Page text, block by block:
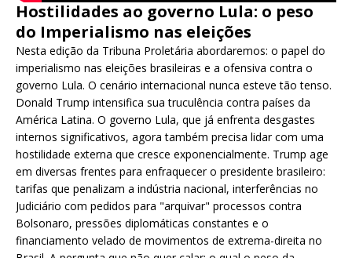
Hostilidades ao governo Lula: o peso
do Imperialismo nas eleições
Nesta edição da Tribuna Proletária abordaremos: o papel do
imperialismo nas eleições brasileiras e a ofensiva contra o
governo Lula. O cenário internacional nunca esteve tão tenso.
Donald Trump intensifica sua truculência contra países da
América Latina. O governo Lula, que já enfrenta desgastes
internos significativos, agora também precisa lidar com uma
hostilidade externa que cresce exponencialmente. Trump age
em diversas frentes para enfraquecer o presidente brasileiro:
tarifas que penalizam a indústria nacional, interferências no
Judiciário com pedidos para "arquivar" processos contra
Bolsonaro, pressões diplomáticas constantes e o
financiamento velado de movimentos de extrema-direita no